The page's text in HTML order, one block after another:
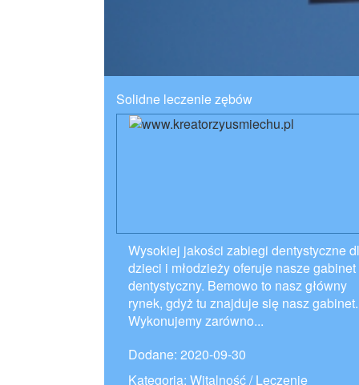
Solidne leczenie zębów
Wysokiej jakości zabiegi dentystyczne
dzieci i młodzieży oferuje nasze gabinet
dentystyczny. Bemowo to nasz główny
rynek, gdyż tu znajduje się nasz gabinet.
Wykonujemy zarówno...
Dodane: 2020-09-30
Kategoria: Witalność / Leczenie